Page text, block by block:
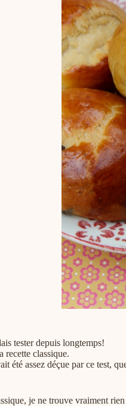
tester depuis longtemps!
recette classique.
été assez déçue par ce test,
je ne trouve vraiment